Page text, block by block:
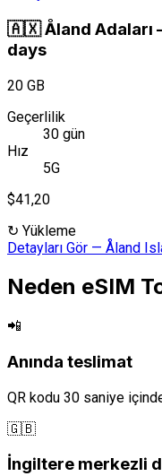
🇦🇽Åland Adaları
days
20 GB
Geçerlilik
30 gün
Hız
5G
$41,20
↻ Yükleme
Detayları Gör — Åland
Neden eSIM
📲
Anında teslimat
QR kodu 30 saniye
🇬🇧
İngiltere merkezli